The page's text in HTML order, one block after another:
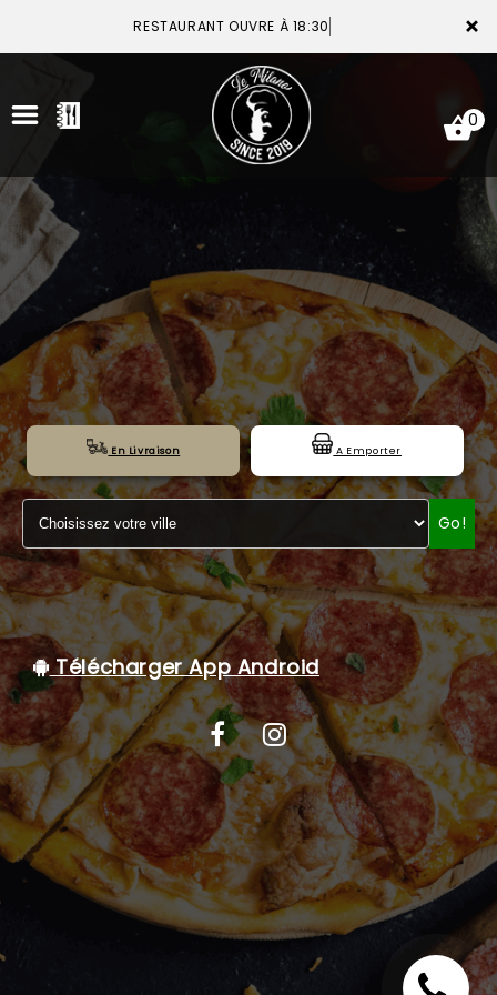
×
RESTAURANT OUVRE À 18:30
ACCUEIL
LA CARTE
VOTRE COMPTE
NOTRE RESTAURANT
VOS AVIS
MENTIONS LÉGALES
C.G.V
0
En Livraison A Emporter
Go!
Télécharger App Android